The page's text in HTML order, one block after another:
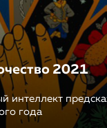
2021
интеллект
года